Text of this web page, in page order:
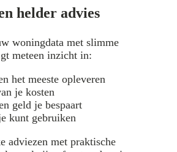
helder advies
woningdata met slimme
meteen inzicht in:
het meeste opleveren
je kosten
geld je bespaart
kunt gebruiken
adviezen met praktische